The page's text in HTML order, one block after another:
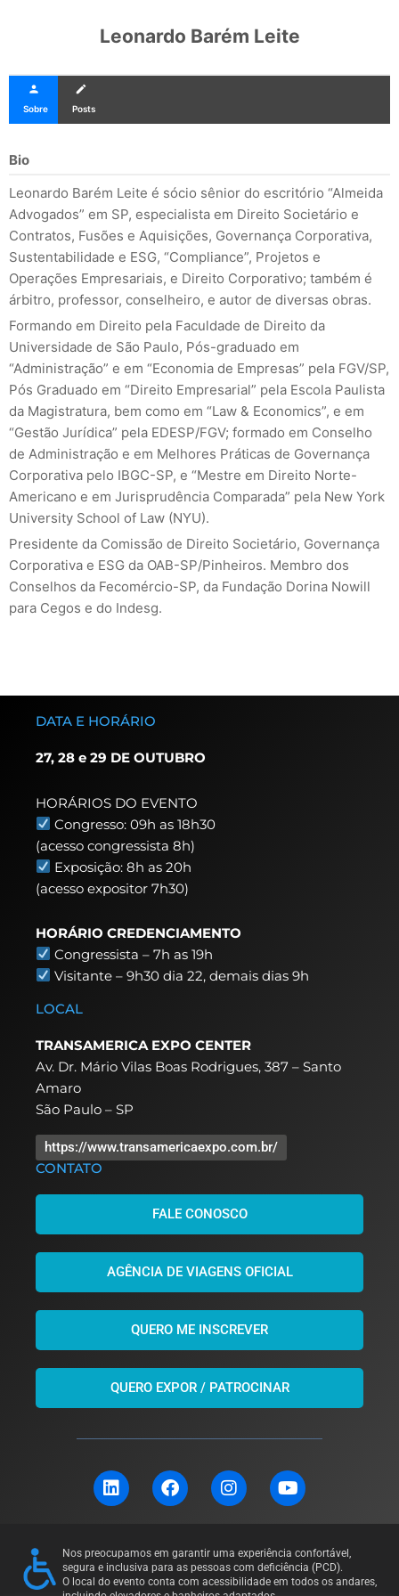
Leonardo Barém Leite
person
Sobre
create
Posts
Bio
Leonardo Barém Leite é sócio sênior do escritório “Almeida
Advogados” em SP, especialista em Direito Societário e
Contratos, Fusões e Aquisições, Governança Corporativa,
Sustentabilidade e ESG, “Compliance”, Projetos e
Operações Empresariais, e Direito Corporativo; também é
árbitro, professor, conselheiro, e autor de diversas obras.
Formando em Direito pela Faculdade de Direito da
Universidade de São Paulo, Pós-graduado em
“Administração” e em “Economia de Empresas” pela FGV/SP,
Pós Graduado em “Direito Empresarial” pela Escola Paulista
da Magistratura, bem como em “Law & Economics”, e em
“Gestão Jurídica” pela EDESP/FGV; formado em Conselho
de Administração e em Melhores Práticas de Governança
Corporativa pelo IBGC-SP, e “Mestre em Direito Norte-
Americano e em Jurisprudência Comparada” pela New York
University School of Law (NYU).
Presidente da Comissão de Direito Societário, Governança
Corporativa e ESG da OAB-SP/Pinheiros. Membro dos
Conselhos da Fecomércio-SP, da Fundação Dorina Nowill
para Cegos e do Indesg.
DATA E HORÁRIO
27, 28 e 29 DE OUTUBRO
HORÁRIOS DO EVENTO
Congresso: 09h as 18h30
(acesso congressista 8h)
Exposição: 8h as 20h
(acesso expositor 7h30)
HORÁRIO CREDENCIAMENTO
Congressista – 7h as 19h
Visitante – 9h30 dia 22,demais dias 9h
LOCAL
TRANSAMERICA EXPO CENTER
Av. Dr. Mário Vilas Boas Rodrigues, 387 – Santo
Amaro
São Paulo – SP
https://www.transamericaexpo.com.br/
CONTATO
FALE CONOSCO
AGÊNCIA DE VIAGENS OFICIAL
QUERO ME INSCREVER
QUERO EXPOR / PATROCINAR
L
i
e
d
i
F
a
b
o
o
I
n
a
g
r
Y
o
u
b
e
Nos preocupamos em garantir uma experiência confortável,
segura e inclusiva para as pessoas com deficiência (PCD).
O local do evento conta com acessibilidade em todos os andares,